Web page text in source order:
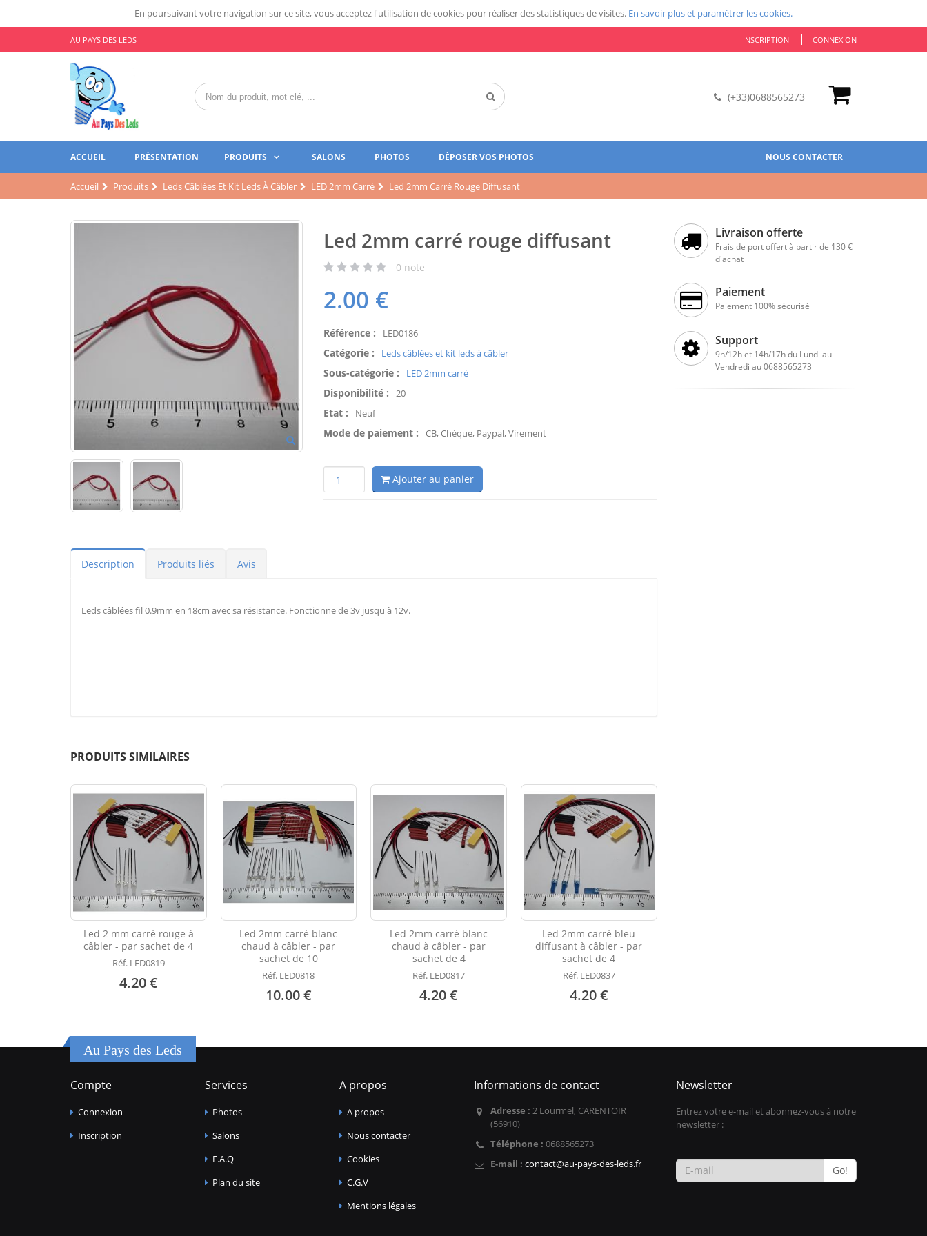
En poursuivant votre navigation sur ce site, vous acceptez l'utilisation de cookies pour réaliser des statistiques de visites. En savoir plus et paramétrer les cookies.
AU PAYS DES LEDS INSCRIPTION CONNEXION
(+33)0688565273
ACCUEIL PRÉSENTATION PRODUITS SALONS PHOTOS DÉPOSER VOS PHOTOS NOUS CONTACTER
Accueil Produits Leds Câblées Et Kit Leds À Câbler LED 2mm Carré Led 2mm Carré Rouge Diffusant
Led 2mm carré rouge diffusant
0 note
2.00 €
Référence : LED0186
Catégorie : Leds câblées et kit leds à câbler
Sous-catégorie : LED 2mm carré
Disponibilité : 20
Etat : Neuf
Mode de paiement : CB, Chèque, Paypal, Virement
Ajouter au panier
Description Produits liés Avis
Leds câblées fil 0.9mm en 18cm avec sa résistance. Fonctionne de 3v jusqu'à 12v.
PRODUITS SIMILAIRES
Led 2 mm carré rouge à
câbler - par sachet de 4
Réf. LED0819
4.20 €
Led 2mm carré blanc
chaud à câbler - par
sachet de 10
Réf. LED0818
10.00 €
Led 2mm carré blanc
chaud à câbler - par
sachet de 4
Réf. LED0817
4.20 €
Led 2mm carré bleu
diffusant à câbler - par
sachet de 4
Réf. LED0837
4.20 €
Livraison offerte
Frais de port offert à partir de 130 €
d'achat
Paiement
Paiement 100% sécurisé
Support
9h/12h et 14h/17h du Lundi au
Vendredi au 0688565273
Au Pays des Leds
Compte
Connexion
Inscription
Services
Photos
Salons
F.A.Q
Plan du site
A propos
A propos
Nous contacter
Cookies
C.G.V
Mentions légales
Informations de contact
Adresse : 2 Lourmel, CARENTOIR
(56910)
Téléphone : 0688565273
E-mail : contact@au-pays-des-leds.fr
Newsletter
Entrez votre e-mail et abonnez-vous à notre
newsletter :
Go!